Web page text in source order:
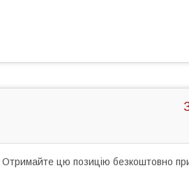
Отримайте цю позицію безкоштовно